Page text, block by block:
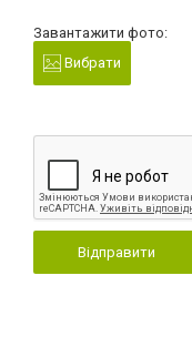
Завантажити фото:
Вибрати
Відправити